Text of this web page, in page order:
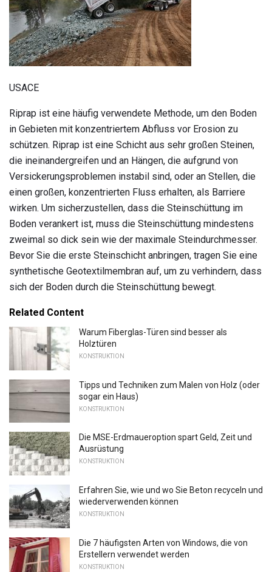
USACE
Riprap ist eine häufig verwendete Methode, um den Boden
in Gebieten mit konzentriertem Abfluss vor Erosion zu
schützen. Riprap ist eine Schicht aus sehr großen Steinen,
die ineinandergreifen und an Hängen, die aufgrund von
Versickerungsproblemen instabil sind, oder an Stellen, die
einen großen, konzentrierten Fluss erhalten, als Barriere
wirken. Um sicherzustellen, dass die Steinschüttung im
Boden verankert ist, muss die Steinschüttung mindestens
zweimal so dick sein wie der maximale Steindurchmesser.
Bevor Sie die erste Steinschicht anbringen, tragen Sie eine
synthetische Geotextilmembran auf, um zu verhindern, dass
sich der Boden durch die Steinschüttung bewegt.
Related Content
Warum Fiberglas-Türen sind besser als
Holztüren
KONSTRUKTION
Tipps und Techniken zum Malen von Holz (oder
sogar ein Haus)
KONSTRUKTION
Die MSE-Erdmaueroption spart Geld, Zeit und
Ausrüstung
KONSTRUKTION
Erfahren Sie, wie und wo Sie Beton recyceln und
wiederverwenden können
KONSTRUKTION
Die 7 häufigsten Arten von Windows, die von
Erstellern verwendet werden
KONSTRUKTION